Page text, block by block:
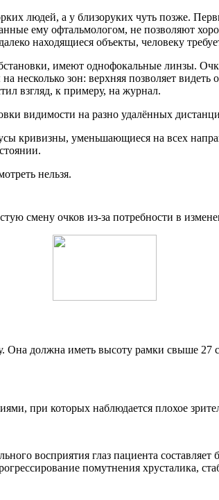
людей, а у близоруких чуть позже.
ему офтальмологом, не позволяют
находящиеся объекты, человеку
имеют однофокальные линзы.
зон: верхняя позволяет видеть
взгляд, к примеру, на журнал.
видимости на разно удалённых
кривизны, уменьшающиеся на всех
нельзя.
смену очков из-за потребности в
Она должна иметь высоту рамки свыше 27
при которых наблюдается плохое
восприятия глаз пациента
помутнения хрусталика,